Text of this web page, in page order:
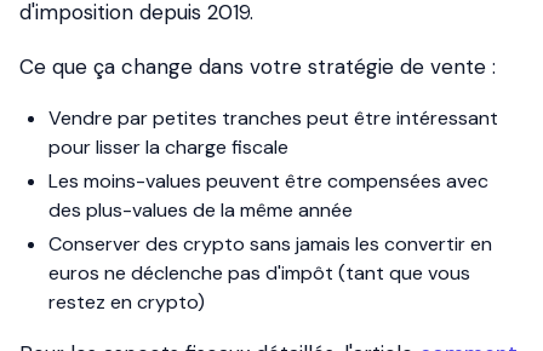
d'imposition depuis 2019.
Ce que ça change dans votre stratégie de vente :
Vendre par petites tranches peut être intéressant
pour lisser la charge fiscale
Les moins-values peuvent être compensées avec
des plus-values de la même année
Conserver des crypto sans jamais les convertir en
euros ne déclenche pas d'impôt (tant que vous
restez en crypto)